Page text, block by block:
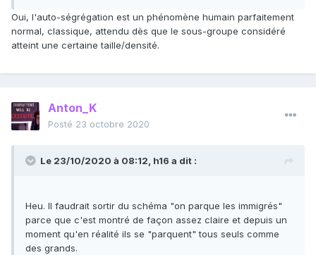
Oui, l'auto-ségrégation est un phénomène humain parfaitement
normal, classique, attendu dès que le sous-groupe considéré
atteint une certaine taille/densité.
Anton_K
Posté 23 octobre 2020
Le 23/10/2020 à 08:12, h16 a dit :
Heu. Il faudrait sortir du schéma "on parque les immigrés"
parce que c'est montré de façon assez claire et depuis un
moment qu'en réalité ils se "parquent" tous seuls comme
des grands.